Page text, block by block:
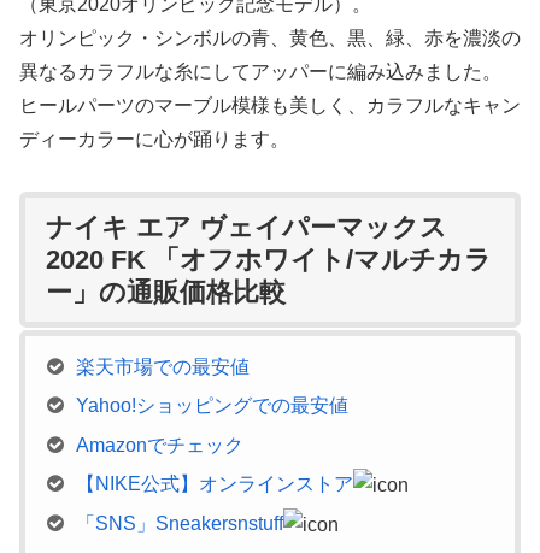
（東京2020オリンピック記念モデル）。
オリンピック・シンボルの青、黄色、黒、緑、赤を濃淡の
異なるカラフルな糸にしてアッパーに編み込みました。
ヒールパーツのマーブル模様も美しく、カラフルなキャン
ディーカラーに心が踊ります。
ナイキ エア ヴェイパーマックス
2020 FK 「オフホワイト/マルチカラ
ー」の通販価格比較
楽天市場での最安値
Yahoo!ショッピングでの最安値
Amazonでチェック
【NIKE公式】オンラインストア
「SNS」Sneakersnstuff